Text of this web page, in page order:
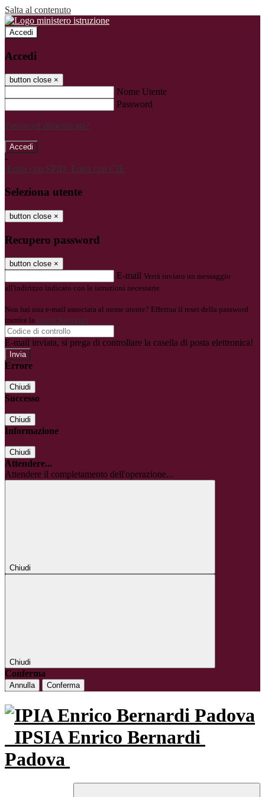
Salta al contenuto
Accedi
Accedi
button close ×
Nome Utente
Password
Password dimenticata?
-
Entra con SPID Entra con CIE
Seleziona utente
button close ×
Recupero password
button close ×
E-mail Verrà inviato un messaggio
all'indirizzo indicato con le istruzioni necessarie.
Non hai una e-mail associata al nome utente? Effettua il reset della password
tramite la Login Spaggiari
E-mail inviata, si prega di controllare la casella di posta elettronica!
Errore
Chiudi
Successo
Chiudi
Informazione
Chiudi
Attendere...
Attendere il completamento dell'operazione...
Chiudi
Chiudi
Conferma
Annulla Conferma
IPSIA Enrico Bernardi
Padova